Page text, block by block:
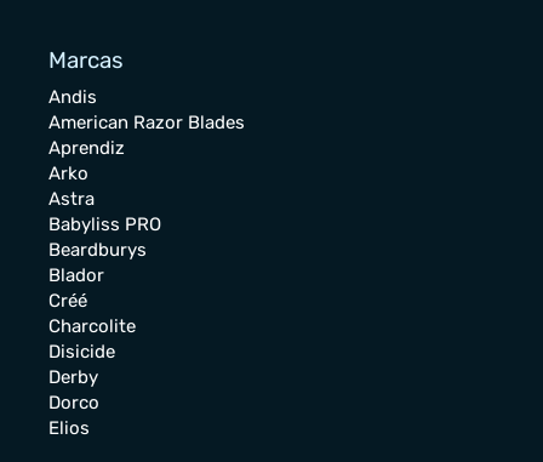
Marcas
Andis
American Razor Blades
Aprendiz
Arko
Astra
Babyliss PRO
Beardburys
Blador
Créé
Charcolite
Disicide
Derby
Dorco
Elios